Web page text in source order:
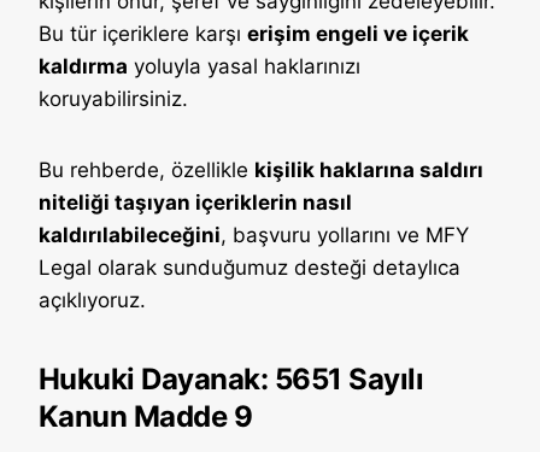
Bu tür içeriklere karşı erişim engeli ve içerik
kaldırma yoluyla yasal haklarınızı
koruyabilirsiniz.
Bu rehberde, özellikle kişilik haklarına saldırı
niteliği taşıyan içeriklerin nasıl
kaldırılabileceğini, başvuru yollarını ve MFY
Legal olarak sunduğumuz desteği detaylıca
açıklıyoruz.
Hukuki Dayanak: 5651 Sayılı
Kanun Madde 9